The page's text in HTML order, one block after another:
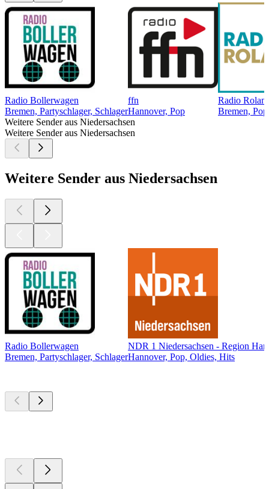
Radio Bollerwagen
Bremen, Partyschlager, Schlager
ffn
Hannover, Pop
Radio
Bremen,
Weitere Sender aus Niedersachsen
Weitere Sender aus Niedersachsen
Weitere Sender aus Niedersachsen
Radio Bollerwagen
Bremen, Partyschlager, Schlager
NDR 1 Niedersachsen - Region
Hannover, Pop, Oldies, Hits